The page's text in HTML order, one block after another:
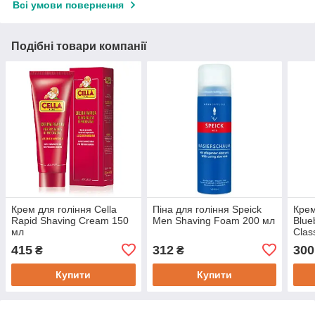
Всі умови повернення
Подібні товари компанії
Крем для гоління Cella
Rapid Shaving Cream 150
мл
415 ₴
Купити
Піна для гоління Speick
Men Shaving Foam 200 мл
312₴
Купити
300